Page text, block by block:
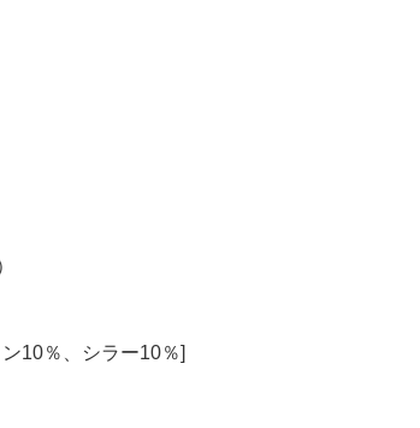
10％、シラー10％]